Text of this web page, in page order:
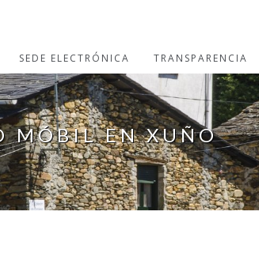
SEDE ELECTRÓNICA TRANSPARENCIA
MÓBIL EN XUÑO